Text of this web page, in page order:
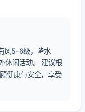
风5-6级，降水
休闲活动。 建议根
健康与安全，享受